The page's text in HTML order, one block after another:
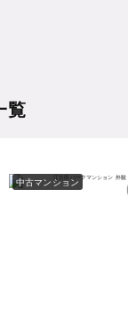
覧
中古マンション